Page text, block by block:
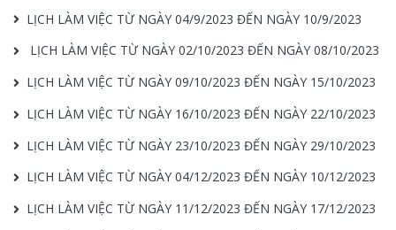
LỊCH LÀM VIỆC TỪ NGÀY 04/9/2023 ĐẾN NGÀY 10/9/2023
LỊCH LÀM VIỆC TỪ NGÀY 02/10/2023 ĐẾN NGÀY 08/10/2023
LỊCH LÀM VIỆC TỪ NGÀY 09/10/2023 ĐẾN NGÀY 15/10/2023
LỊCH LÀM VIỆC TỪ NGÀY 16/10/2023 ĐẾN NGÀY 22/10/2023
LỊCH LÀM VIỆC TỪ NGÀY 23/10/2023 ĐẾN NGÀY 29/10/2023
LỊCH LÀM VIỆC TỪ NGÀY 04/12/2023 ĐẾN NGÀY 10/12/2023
LỊCH LÀM VIỆC TỪ NGÀY 11/12/2023 ĐẾN NGÀY 17/12/2023